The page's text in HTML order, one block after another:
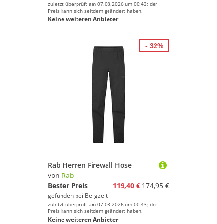
zuletzt überprüft am 07.08.2026 um 00:43; der
Preis kann sich seitdem geändert haben.
Keine weiteren Anbieter
Rab Herren Firewall Hose
von Rab
Bester Preis
119,40 € 174,95 €
gefunden bei Bergzeit
zuletzt überprüft am 07.08.2026 um 00:43; der
Preis kann sich seitdem geändert haben.
Keine weiteren Anbieter
- 32%